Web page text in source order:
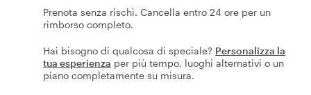
Prenota senza rischi. Cancella entro 24 ore per un
rimborso completo.
Hai bisogno di qualcosa di speciale? Personalizza la
tua esperienza per più tempo, luoghi alternativi o un
piano completamente su misura.